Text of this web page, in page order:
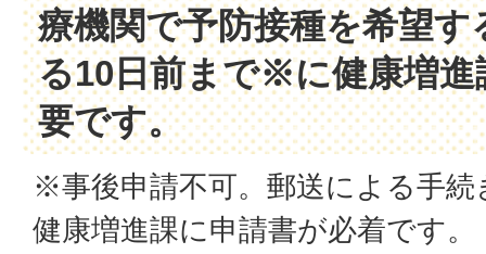
療機関で予防接種を希望す
る10日前まで※に健康増進
要です。
※事後申請不可。郵送による手続
健康増進課に申請書が必着です。